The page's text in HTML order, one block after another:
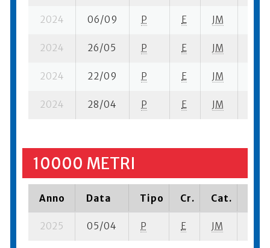
2024 06/09 P E JM
2024 26/05 P E JM
2024 22/09 P E JM
2024 28/04 P E JM
10000 METRI
Anno Data Tipo Cr. Cat.
2025 05/04 P E JM